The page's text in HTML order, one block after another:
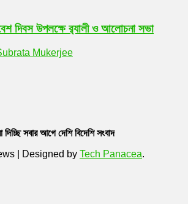
দিবস উপলক্ষে র‌্যালী ও আলোচনা সভা
Mukerjee
দিচ্ছি সবার আগে দেশি বিদেশি সংবাদ
Designed by Tech Panacea.